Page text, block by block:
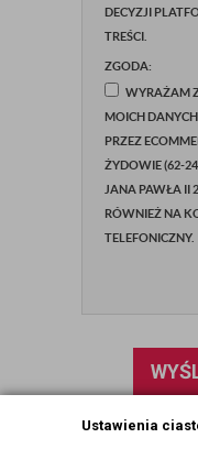
Ustawienia
DECYZJI
TREŚCI.
ZGODA:
WYRAŻAM
MOICH
PRZEZ
ŻYDOWIE (62-
JANA PAWŁA II
RÓWNIEŻ NA
TELEFONICZNY.